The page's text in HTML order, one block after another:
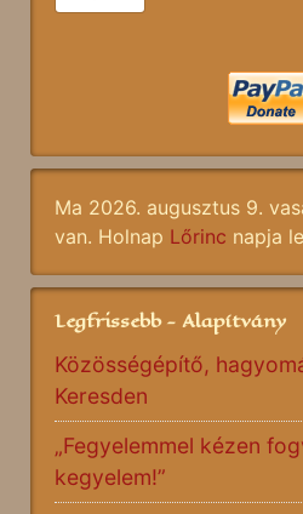
Ma 2026. augusztus 9.
van. Holnap Lőrinc napja
Legfrissebb - Alapítvány
Közösségépítő,
Keresden
„Fegyelemmel kézen
kegyelem!”